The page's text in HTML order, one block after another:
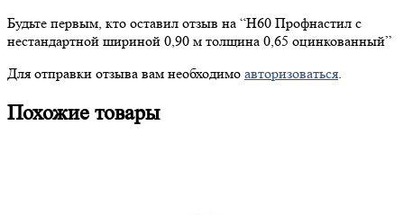
Будьте первым, кто оставил отзыв на “Н60 Профнастил с
нестандартной шириной 0,90 м толщина 0,65 оцинкованный”
Для отправки отзыва вам необходимо авторизоваться.
Похожие товары